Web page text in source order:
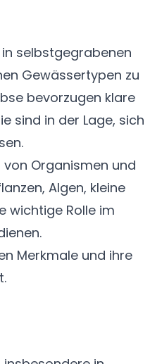
selbstgegrabenen
Gewässertypen zu
bevorzugen klare
sind in der Lage, sich
Organismen und
Algen, kleine
wichtige Rolle im
Merkmale und ihre